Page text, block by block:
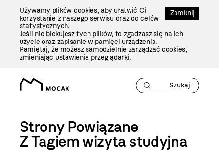
Zamknij
Używamy plików cookies, aby ułatwić Ci
korzystanie z naszego serwisu oraz do celów
statystycznych.
Jeśli nie blokujesz tych plików, to zgadzasz się na ich
użycie oraz zapisanie w pamięci urządzenia.
Pamiętaj, że możesz samodzielnie zarządzać cookies,
zmieniając ustawienia przeglądarki.
Strony Powiązane
Z Tagiemwizyta studyjna